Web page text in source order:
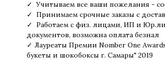
✓ Учитываем все ваши пожелания -
✓ Принимаем срочные заказы с
✓ Работаем с физ. лицами, ИП и
документов, возможна оплата безнал
✓ Лауреаты Премии Nomber One
букеты и шокобоксы г. Самары" 2019